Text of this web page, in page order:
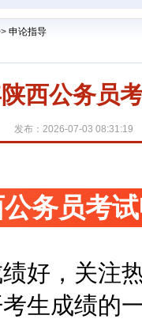
申论指导
西公务员
发布：2026-07-03 08:31:19
公务员考
好，关注
生成绩的